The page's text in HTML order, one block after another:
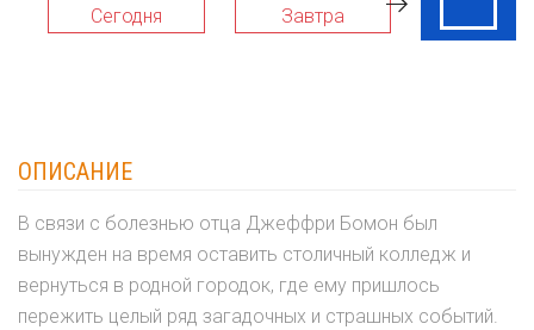
Сегодня Завтра
ОПИСАНИЕ
В связи с болезнью отца Джеффри Бомон был
вынужден на время оставить столичный колледж и
вернуться в родной городок, где ему пришлось
пережить целый ряд загадочных и страшных событий.